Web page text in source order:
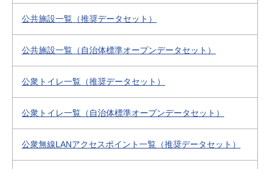
公共施設一覧（推奨データセット）
公共施設一覧（自治体標準オープンデータセット）
公衆トイレ一覧（推奨データセット）
公衆トイレ一覧（自治体標準オープンデータセット）
公衆無線LANアクセスポイント一覧（推奨データセット）